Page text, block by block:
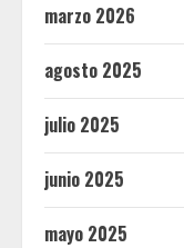
marzo 2026
agosto 2025
julio 2025
junio 2025
mayo 2025